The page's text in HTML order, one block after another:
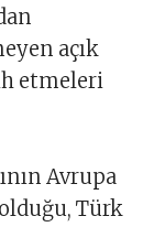
açık
etmeleri
Avrupa
Türk